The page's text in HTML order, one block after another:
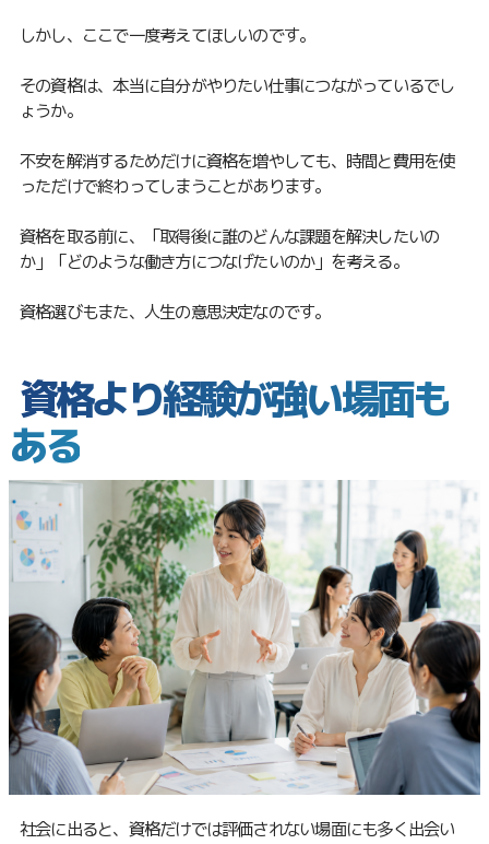
しかし、ここで一度考えてほしいのです。
その資格は、本当に自分がやりたい仕事につながっているでし
ょうか。
不安を解消するためだけに資格を増やしても、時間と費用を使
っただけで終わってしまうことがあります。
資格を取る前に、「取得後に誰のどんな課題を解決したいの
か」「どのような働き方につなげたいのか」を考える。
資格選びもまた、人生の意思決定なのです。
資格より経験が強い場面も
ある
社会に出ると、資格だけでは評価されない場面にも多く出会い